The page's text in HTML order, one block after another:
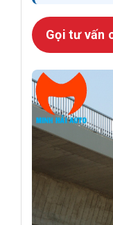
Gọi tư vấn